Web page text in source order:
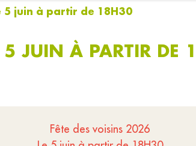
5 juin à partir de 18H30
5 JUIN À PARTIR DE
Fête des voisins 2026